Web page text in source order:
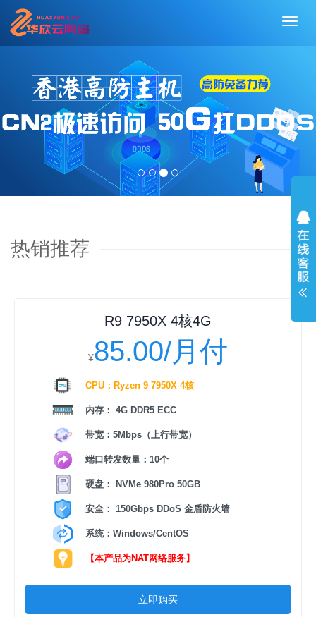
切
热销推荐
R9 7950X 4核4G
¥85.00/月付
CPU：Ryzen 9 7950X 4核
内存： 4G DDR5 ECC
带宽：5Mbps（上行带宽）
端口转发数量：10个
硬盘： NVMe 980Pro 50GB
安全： 150Gbps DDoS 金盾防火墙
系统：Windows/CentOS
【本产品为NAT网络服务】
立即购买